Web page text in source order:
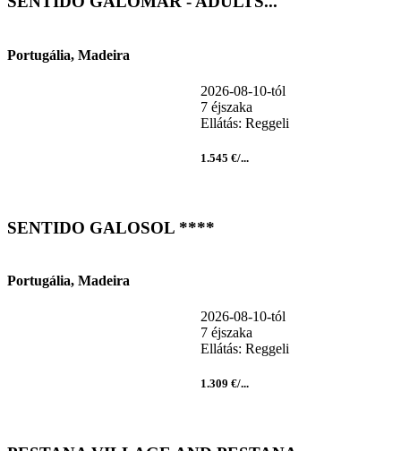
Portugália, Madeira
2026-08-10-tól
7 éjszaka
Ellátás: Reggeli
1.545 €/...
SENTIDO GALOSOL ****
Portugália, Madeira
2026-08-10-tól
7 éjszaka
Ellátás: Reggeli
1.309 €/...